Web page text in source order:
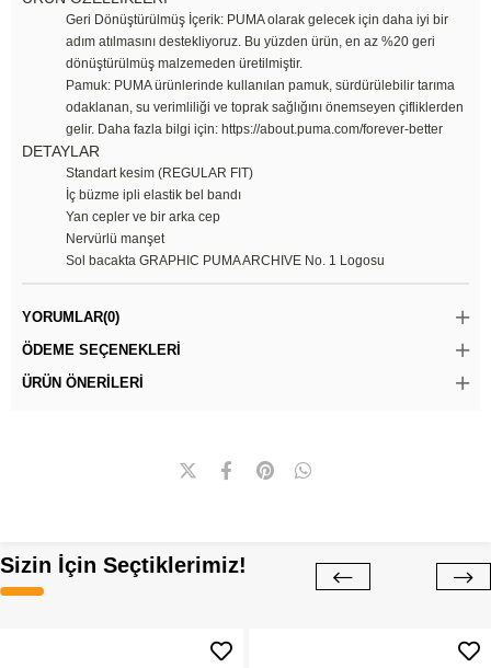
Geri Dönüştürülmüş İçerik: PUMA olarak gelecek için daha iyi bir
adım atılmasını destekliyoruz. Bu yüzden ürün, en az %20 geri
dönüştürülmüş malzemeden üretilmiştir.
Pamuk: PUMA ürünlerinde kullanılan pamuk, sürdürülebilir tarıma
odaklanan, su verimliliği ve toprak sağlığını önemseyen çifliklerden
gelir. Daha fazla bilgi için: https://about.puma.com/forever-better
DETAYLAR
Standart kesim (REGULAR FIT)
İç büzme ipli elastik bel bandı
Yan cepler ve bir arka cep
Nervürlü manşet
Sol bacakta GRAPHIC PUMA ARCHIVE No. 1 Logosu
YORUMLAR(0)
ÖDEME SEÇENEKLERI
ÜRÜN ÖNERILERI
Sizin İçin Seçtiklerimiz!